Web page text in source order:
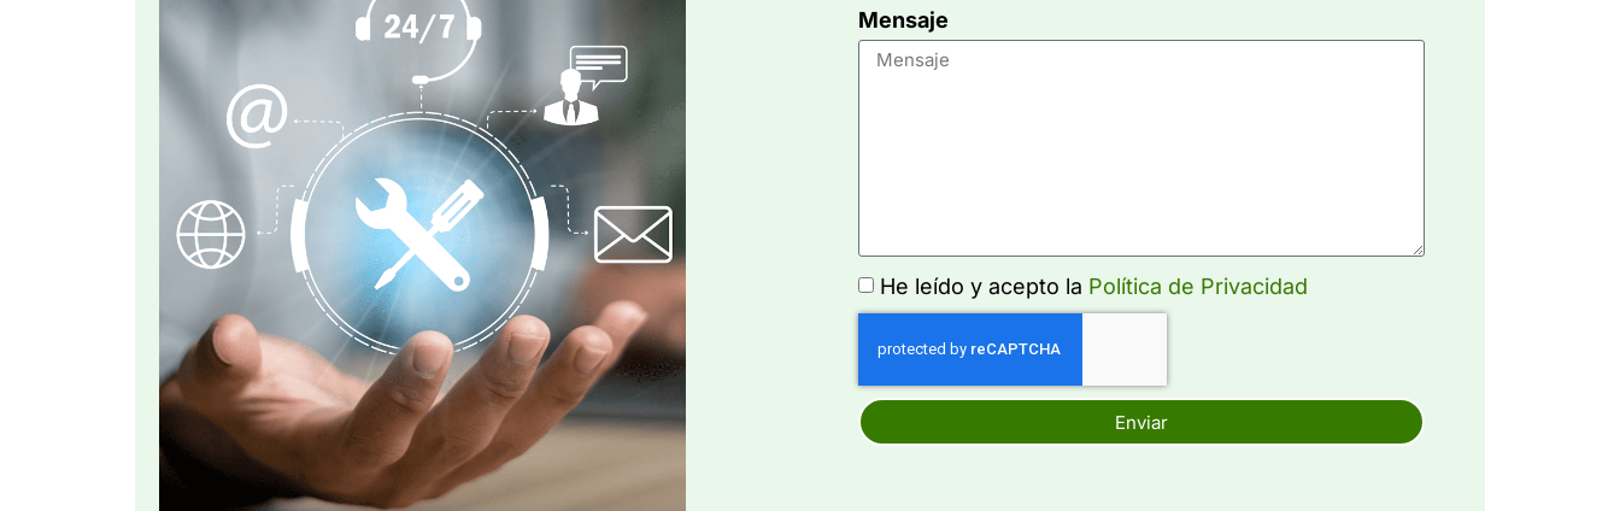
Mensaje
He leído y acepto la Política de Privacidad
Enviar